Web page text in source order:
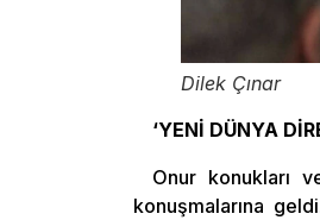
Dilek Çınar
‘YENİ DÜNYA
Onur konukları
konuşmalarına